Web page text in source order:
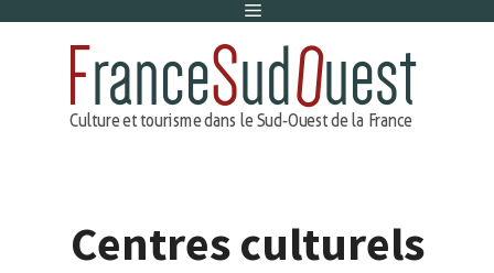
Menu
Centres culturels